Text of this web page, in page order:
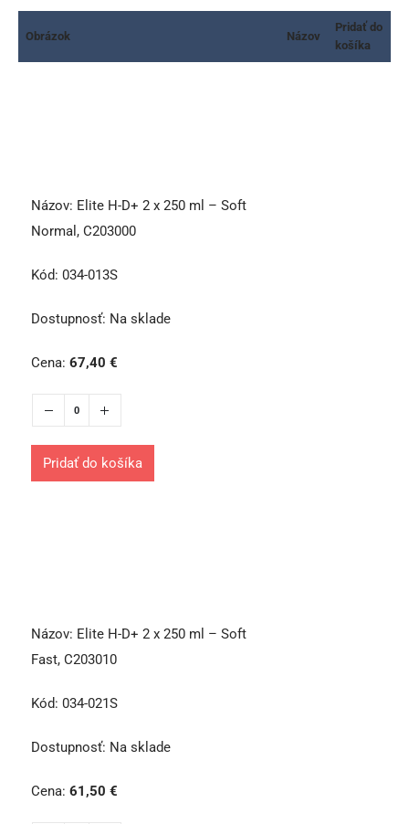
Obrázok Názov
Pridať do
košíka
Názov: Elite H-D+ 2 x 250 ml – Soft
Normal, C203000
Kód: 034-013S
Dostupnosť: Na sklade
Cena: 67,40 €
Pridať do košíka
Názov: Elite H-D+ 2 x 250 ml – Soft
Fast, C203010
Kód: 034-021S
Dostupnosť: Na sklade
Cena: 61,50 €